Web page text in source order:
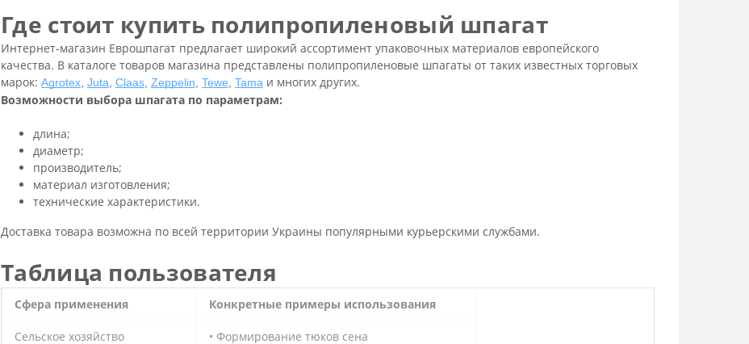
Где стоит купить полипропиленовый шпагат
Интернет-магазин Еврошпагат предлагает широкий ассортимент упаковочных материалов европейского
качества. В каталоге товаров магазина представлены полипропиленовые шпагаты от таких известных торговых
марок: Agrotex Juta Claas Zeppelin Tewe Tama и многих других.
Возможности выбора шпагата по параметрам:
длина;
диаметр;
производитель;
материал изготовления;
технические характеристики.
Доставка товара возможна по всей территории Украины популярными курьерскими службами.
Таблица пользователя
Сфера применения Конкретные примеры использования
Сельское хозяйство • Формирование тюков сена